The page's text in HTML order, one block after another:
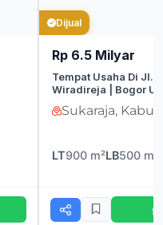
Dijual
Rp 6.5 Milyar
Tempat Usaha Di Jl.
Wiradireja | Bogor
Sukaraja,
LT900 m²LB500 m²